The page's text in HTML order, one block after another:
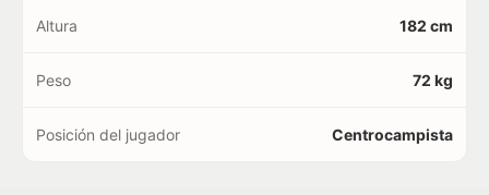
Altura 182 cm
Peso 72 kg
Posición del jugador Centrocampista